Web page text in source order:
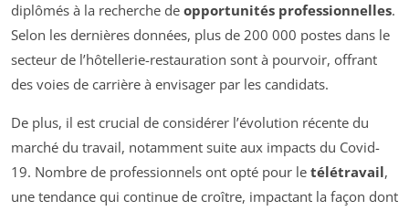
diplômés à la recherche de opportunités professionnelles.
Selon les dernières données, plus de 200 000 postes dans le
secteur de l’hôtellerie-restauration sont à pourvoir, offrant
des voies de carrière à envisager par les candidats.
De plus, il est crucial de considérer l’évolution récente du
marché du travail, notamment suite aux impacts du Covid-
19. Nombre de professionnels ont opté pour le télétravail,
une tendance qui continue de croître, impactant la façon dont